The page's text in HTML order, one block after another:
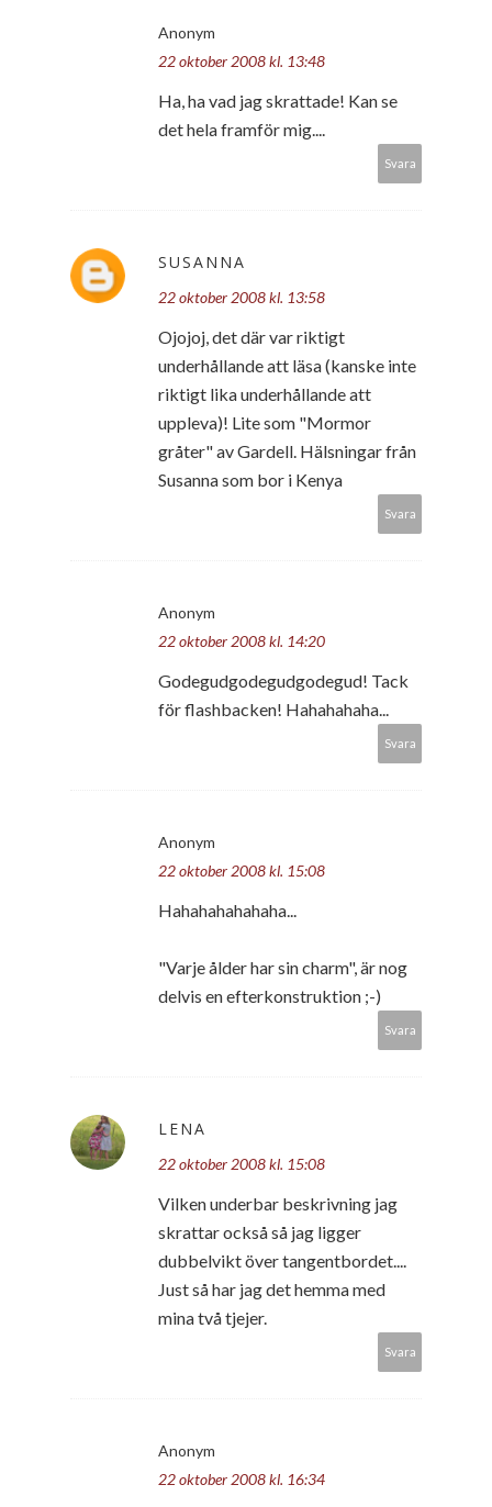
Anonym
22 oktober 2008 kl. 13:48
Ha, ha vad jag skrattade! Kan se
det hela framför mig....
Svara
SUSANNA
22 oktober 2008 kl. 13:58
Ojojoj, det där var riktigt
underhållande att läsa (kanske inte
riktigt lika underhållande att
uppleva)! Lite som "Mormor
gråter" av Gardell. Hälsningar från
Susanna som bor i Kenya
Svara
Anonym
22 oktober 2008 kl. 14:20
Godegudgodegudgodegud! Tack
för flashbacken! Hahahahaha...
Svara
Anonym
22 oktober 2008 kl. 15:08
Hahahahahahaha...
"Varje ålder har sin charm", är nog
delvis en efterkonstruktion ;-)
Svara
LENA
22 oktober 2008 kl. 15:08
Vilken underbar beskrivning jag
skrattar också så jag ligger
dubbelvikt över tangentbordet....
Just så har jag det hemma med
mina två tjejer.
Svara
Anonym
22 oktober 2008 kl. 16:34